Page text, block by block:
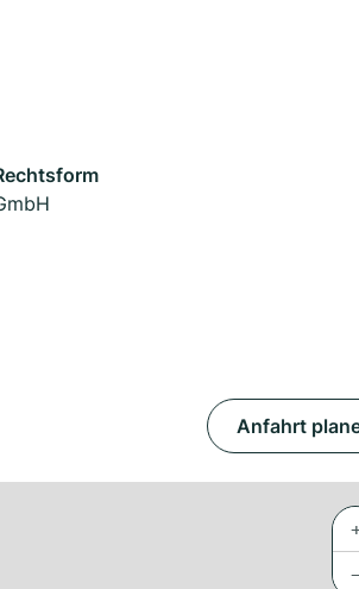
Anfahrt